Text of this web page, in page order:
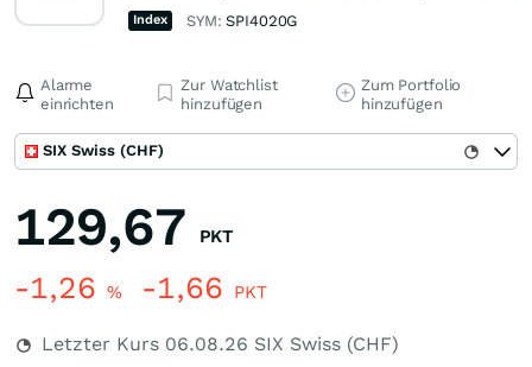
Index SYM:SPI4020G
Alarme
einrichten
Zur Watchlist
hinzufügen
Zum Portfolio
hinzufügen
SIX Swiss (CHF)
129,67 PKT
-1,26 % -1,66 PKT
Letzter Kurs 06.08.26 SIX Swiss (CHF)